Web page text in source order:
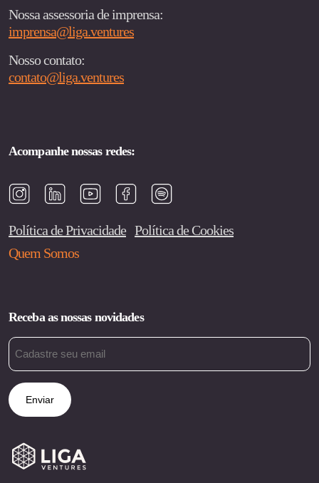
Nossa assessoria de imprensa:
imprensa@liga.ventures
Nosso contato:
contato@liga.ventures
Acompanhe nossas redes:
Política de Privacidade Política de Cookies
Quem Somos
Receba as nossas novidades
Email